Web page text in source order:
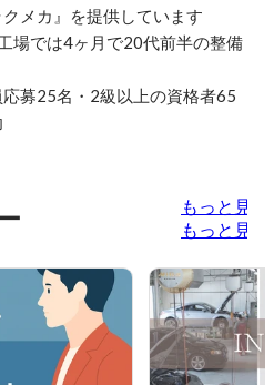
クメカ』を提供しています
場では4ヶ月で20代前半の整備
募25名・2級以上の資格者65
もっと見る
もっと見る